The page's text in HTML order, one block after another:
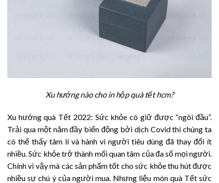
Xu hướng nào cho in hộp quà tết hcm?
Xu hướng quà Tết 2022: Sức khỏe có giữ được “ngôi đầu”.
Trải qua một năm đầy biến động bởi dịch Covid thì chúng ta
có thể thấy tâm lí và hành vi người tiêu dùng đã thay đổi ít
nhiều. Sức khỏe trở thành mối quan tâm của đa số mọi người.
Chính vì vậy mà các sản phẩm tốt cho sức khỏe thu hút được
nhiều sự chú ý của người mua. Nhưng liệu món quà Tết sức